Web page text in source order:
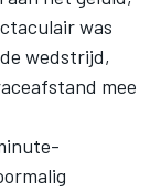
was
wedstrijd,
mee